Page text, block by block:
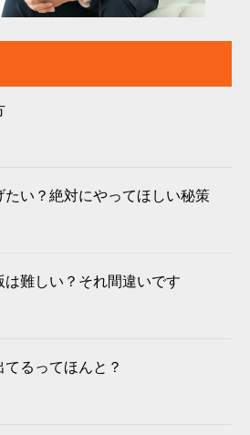
たい？絶対にやってほしい秘策
難しい？それ間違いです
るってほんと？